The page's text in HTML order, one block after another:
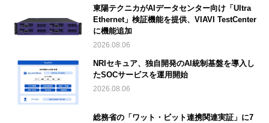
東陽テクニカがAIデータセンター向け「Ultra
Ethernet」検証機能を提供、VIAVI TestCenter
に機能追加
2026.08.06
NRIセキュア、独自開発のAI統制基盤を導入し
たSOCサービスを運用開始
2026.08.06
総務省の「ワット・ビット連携関連実証」に7